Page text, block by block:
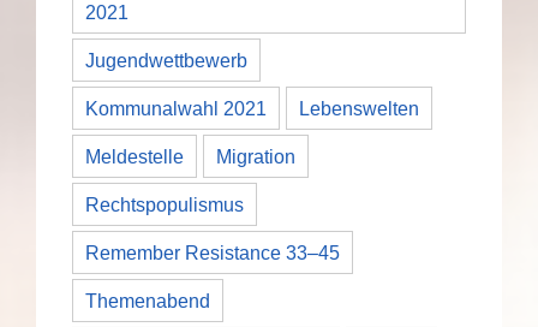
2021
Jugendwettbewerb
Kommunalwahl 2021 Lebenswelten
Meldestelle Migration
Rechtspopulismus
Remember Resistance 33–45
Themenabend